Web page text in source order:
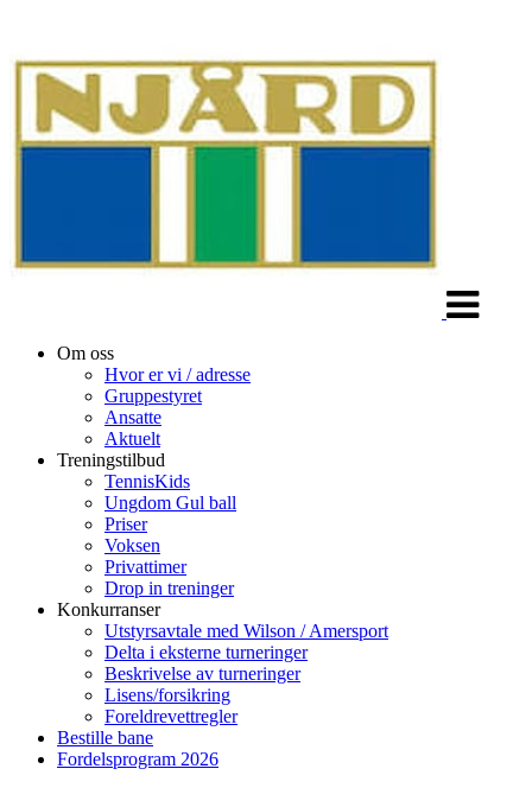
Om oss
Hvor er vi / adresse
Gruppestyret
Ansatte
Aktuelt
Treningstilbud
TennisKids
Ungdom Gul ball
Priser
Voksen
Privattimer
Drop in treninger
Konkurranser
Utstyrsavtale med Wilson / Amersport
Delta i eksterne turneringer
Beskrivelse av turneringer
Lisens/forsikring
Foreldrevettregler
Bestille bane
Fordelsprogram 2026